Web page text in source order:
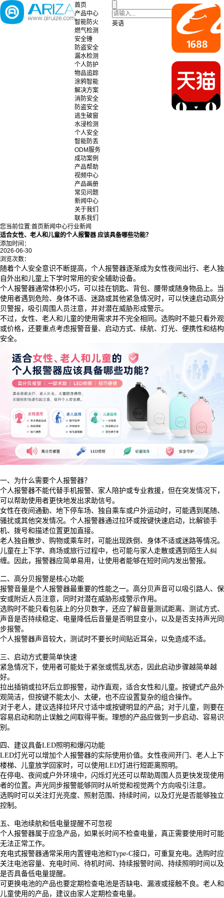
首页
产品中心
智能防火
燃气检测
安全锤
防盗安全
漏水检测
个人防护
物品追踪
涂鸦智能
解决方案
消防安全
防盗安全
逃生破窗
水浸检测
个人安全
智能防丢
ODM服务
成功案例
产品帮助
视频中心
产品画册
常见问题
新闻中心
关于我们
联系我们
英语
您当前位置:首页新闻中心行业新闻
适合女性、老人和儿童的个人报警器 应该具备哪些功能？
添加时间：
2026-06-30
浏览次数：
随着个人安全意识不断提高，个人报警器逐渐成为女性夜间出行、老人独
自外出和儿童上下学时常用的安全辅助设备。
个人报警器通常体积小巧，可以挂在钥匙、背包、腰带或随身物品上。当
使用者遇到危险、身体不适、迷路或其他紧急情况时，可以快速启动高分
贝警报，吸引周围人员注意，并对潜在威胁形成警示。
不过，女性、老人和儿童的使用需求并不完全相同。选购时不能只看外观
或价格，还要重点考虑报警音量、启动方式、续航、灯光、便携性和结构
安全。
一、为什么需要个人报警器？
个人报警器不能代替手机报警、家人陪护或专业救援，但在突发情况下，
可以帮助使用者更快地发出求助信号。
女性在夜间通勤、地下停车场、独自乘车或户外运动时，可能遇到尾随、
骚扰或其他突发情况。个人报警器通过拉环或按键快速启动，比解锁手
机、拨号和描述位置更加直接。
老人独自散步、购物或乘车时，可能出现跌倒、身体不适或迷路等情况。
儿童在上下学、商场或旅行过程中，也可能与家人走散或遇到陌生人纠
缠。因此，报警器应简单易用，让使用者能够在短时间内发出警报。
二、高分贝报警是核心功能
报警音量是个人报警器最重要的性能之一。高分贝声音可以吸引路人、保
安或附近人员注意，同时对潜在威胁形成警示作用。
选购时不能只看包装上的分贝数字，还应了解音量测试距离、测试方式、
声音是否持续稳定、电量降低后音量是否明显变小，以及是否支持声光同
步报警。
个人报警器声音较大，测试时不要长时间贴近耳朵，以免造成不适。
三、启动方式要简单快速
紧急情况下，使用者可能处于紧张或慌乱状态，因此启动步骤越简单越
好。
拉出插销或拉环后立即报警，动作直观，适合女性和儿童。按键式产品外
观简洁，但按键不能太小、太硬，也不应设置复杂的组合操作。
对于老人，建议选择拉环尺寸适中或按键明显的产品；对于儿童，则要在
容易启动和防止误触之间取得平衡。理想的产品应做到一步启动、容易识
别。
四、建议具备LED照明和爆闪功能
LED灯光可以增加个人报警器的实际使用价值。女性夜间开门、老人上下
楼梯、儿童放学回家时，可以使用LED灯进行短距离照明。
在停电、夜间或户外环境中，闪烁灯光还可以帮助周围人员更快发现使用
者的位置。声光同步报警能够同时从听觉和视觉两个方向吸引注意。
选购时可以关注灯光亮度、照射范围、持续时间，以及灯光是否能够独立
控制。
五、电池续航和低电量提醒不可忽视
个人报警器属于应急产品，如果长时间不检查电量，真正需要使用时可能
无法正常工作。
充电式报警器通常采用内置锂电池和Type-C接口，可重复充电。选购时应
关注电池容量、充电时间、待机时间、持续报警时间、持续照明时间以及
是否具备低电量提醒。
可更换电池的产品也要定期检查电池是否缺电、漏液或接触不良。老人和
儿童使用的产品，建议由家人定期检查电量。